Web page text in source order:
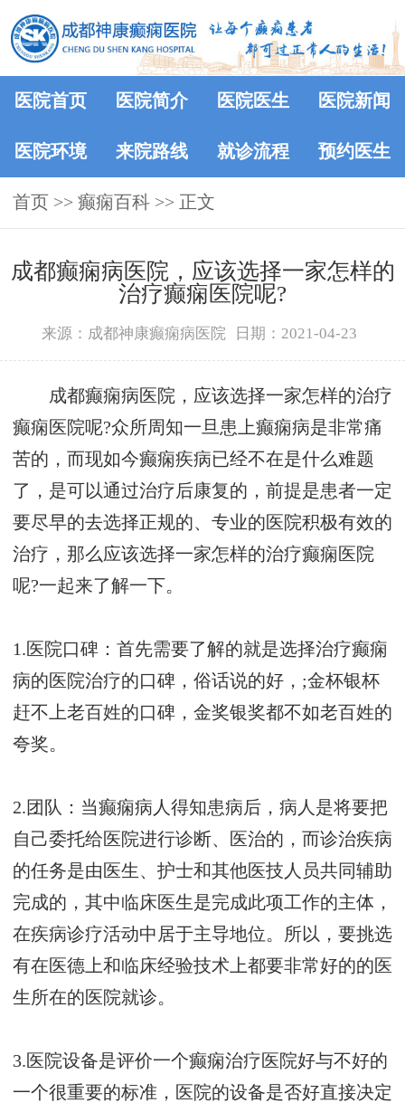
医院首页 医院简介 医院医生 医院新闻
医院环境 来院路线 就诊流程 预约医生
首页 >> 癫痫百科 >> 正文
成都癫痫病医院，应该选择一家怎样的
治疗癫痫医院呢?
来源：成都神康癫痫病医院 日期：2021-04-23
成都癫痫病医院，应该选择一家怎样的治疗
癫痫医院呢?众所周知一旦患上癫痫病是非常痛
苦的，而现如今癫痫疾病已经不在是什么难题
了，是可以通过治疗后康复的，前提是患者一定
要尽早的去选择正规的、专业的医院积极有效的
治疗，那么应该选择一家怎样的治疗癫痫医院
呢?一起来了解一下。
1.医院口碑：首先需要了解的就是选择治疗癫痫
病的医院治疗的口碑，俗话说的好，;金杯银杯
赶不上老百姓的口碑，金奖银奖都不如老百姓的
夸奖。
2.团队：当癫痫病人得知患病后，病人是将要把
自己委托给医院进行诊断、医治的，而诊治疾病
的任务是由医生、护士和其他医技人员共同辅助
完成的，其中临床医生是完成此项工作的主体，
在疾病诊疗活动中居于主导地位。所以，要挑选
有在医德上和临床经验技术上都要非常好的的医
生所在的医院就诊。
3.医院设备是评价一个癫痫治疗医院好与不好的
一个很重要的标准，医院的设备是否好直接决定